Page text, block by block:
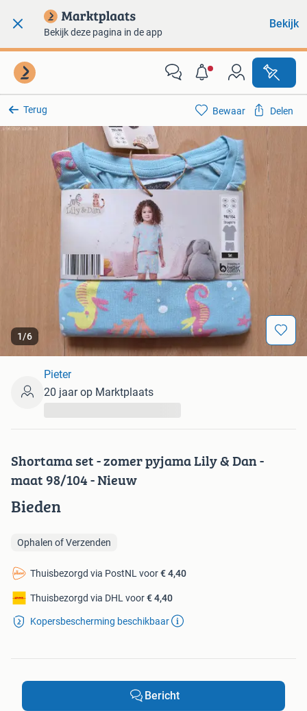
Bekijk deze pagina in de app
Bekijk
Terug
1/6
Bewaar Delen
Shortama set - zomer pyjama Lily & Dan -
maat 98/104 - Nieuw
Bieden
Ophalen of Verzenden
Thuisbezorgd via PostNL voor€ 4,40
Thuisbezorgd via DHL voor€ 4,40
Kopersbescherming beschikbaar
Pieter
20 jaar op Marktplaats
Bericht